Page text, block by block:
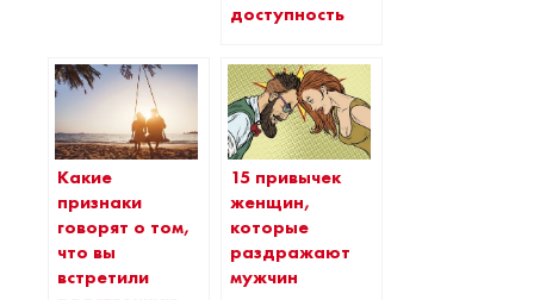
доступность
Какие
признаки
говорят о том,
что вы
встретили
15 привычек
женщин,
которые
раздражают
мужчин